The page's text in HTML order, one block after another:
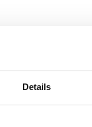
Details